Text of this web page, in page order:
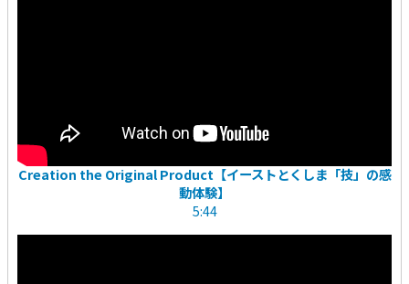
Creation the Original Product【イーストとくしま「技」の感
動体験】
5:44